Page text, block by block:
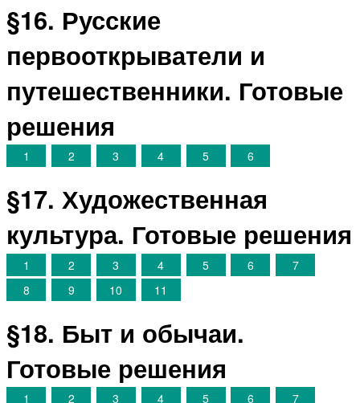
§16. Русские
первооткрыватели и
путешественники. Готовые
решения
1 2 3 4 5 6
§17. Художественная
культура. Готовые решения
1 2 3 4 5 6
7
8
9 10 11
§18. Быт и обычаи.
Готовые решения
1 2 3 4 5 6
7